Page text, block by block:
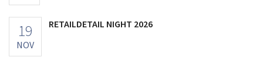
19
NOV
RETAILDETAIL NIGHT 2026